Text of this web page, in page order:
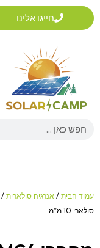
דילוג
לתוכן
חייגו אלינו
Search
עמוד הבית / אנרגיה סולארית /
סולארי 10 מ”מ